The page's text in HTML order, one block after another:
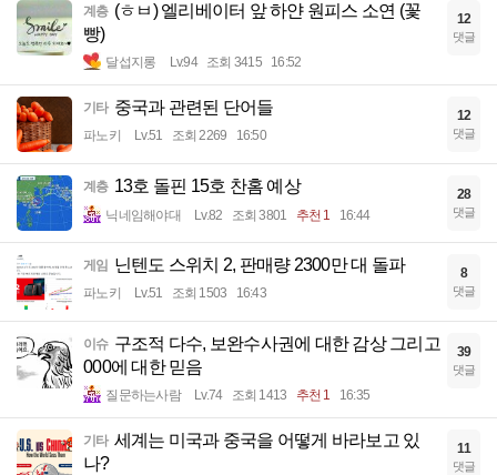
계층 (ㅎㅂ) 엘리베이터 앞 하얀 원피스 소연 (꽃
빵)
달섭지롱 Lv.94 조회 3415 16:52
12
댓글
기타 중국과 관련된 단어들
파노키 Lv.51 조회 2269 16:50
12
댓글
계층 13호 돌핀 15호 찬홈 예상
닉네임해야대 Lv.82 조회 3801 추천 1 16:44
28
댓글
게임 닌텐도 스위치 2, 판매량 2300만 대 돌파
파노키 Lv.51 조회 1503 16:43
8
댓글
이슈 구조적 다수, 보완수사권에 대한 감상 그리고
000에 대한 믿음
질문하는사람 Lv.74 조회 1413 추천 1 16:35
39
댓글
기타 세계는 미국과 중국을 어떻게 바라보고 있
나?
11
댓글